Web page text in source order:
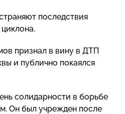
последствия
признал в вину в ДТП
и публично покаялся
солидарности в борьбе
Он был учрежден после